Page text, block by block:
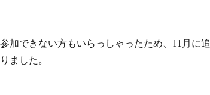
加できない方もいらっしゃったため、11月に追
ました。